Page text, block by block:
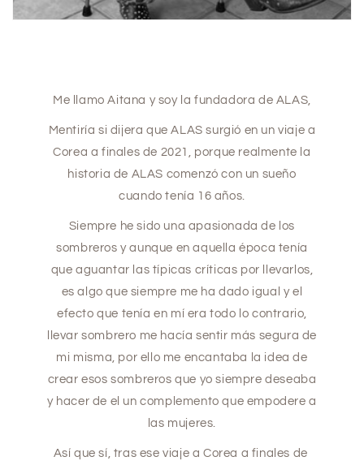
Me llamo Aitana y soy la fundadora de ALAS,
Mentiría si dijera que ALAS surgió en un viaje a
Corea a finales de 2021, porque realmente la
historia de ALAS comenzó con un sueño
cuando tenía 16 años.
Siempre he sido una apasionada de los
sombreros y aunque en aquella época tenía
que aguantar las típicas críticas por llevarlos,
es algo que siempre me ha dado igual y el
efecto que tenía en mí era todo lo contrario,
llevar sombrero me hacía sentir más segura de
mi misma, por ello me encantaba la idea de
crear esos sombreros que yo siempre deseaba
y hacer de el un complemento que empodere a
las mujeres.
Así que sí, tras ese viaje a Corea a finales de